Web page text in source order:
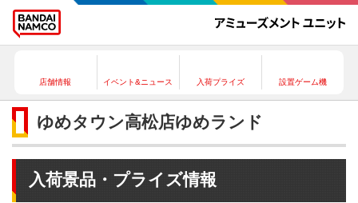
店舗情報 イベント&ニュース 入荷プライズ 設置ゲーム機
ゆめタウン高松店ゆめランド
入荷景品・プライズ情報